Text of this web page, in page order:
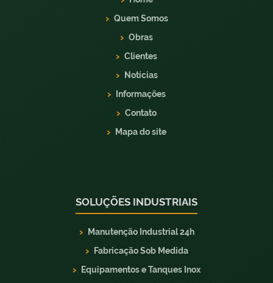
Quem Somos
Obras
Clientes
Notícias
Informações
Contato
Mapa do site
SOLUÇÕES INDUSTRIAIS
Manutenção Industrial 24h
Fabricação Sob Medida
Equipamentos e Tanques Inox